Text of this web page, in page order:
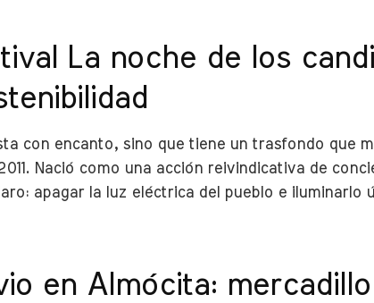
La noche de los
con encanto, sino que tiene un trasfondo que
Nació como una acción reivindicativa de
apagar la luz eléctrica del pueblo e iluminarlo
en Almócita: